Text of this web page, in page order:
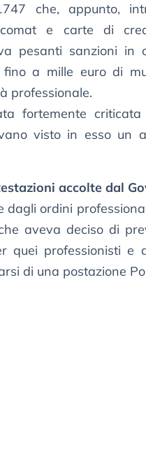
che, appunto,
e carte di
pesanti sanzioni in
a mille euro di
professionale.
fortemente
visto in esso un
accolte dal
dagli ordini
aveva deciso di
quei professionisti e
di una postazione